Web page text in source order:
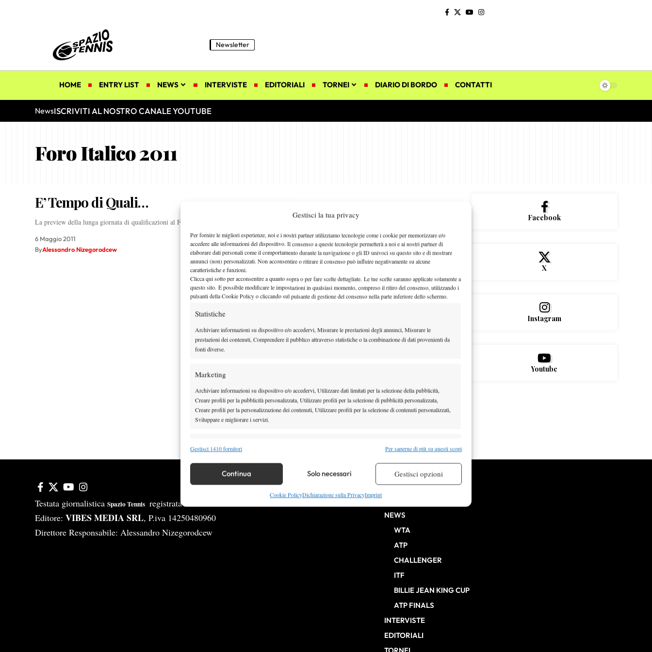
Gestisci la tua privacy
Per fornire le migliori esperienze, noi e i nostri partner utilizziamo tecnologie come i cookie per memorizzare e/o
accedere alle informazioni del dispositivo. Il consenso a queste tecnologie permetterà a noi e ai nostri partner di
elaborare dati personali come il comportamento durante la navigazione o gli ID univoci su questo sito e di mostrare
annunci (non) personalizzati. Non acconsentire o ritirare il consenso può influire negativamente su alcune
caratteristiche e funzioni.
Clicca qui sotto per acconsentire a quanto sopra o per fare scelte dettagliate. Le tue scelte saranno applicate solamente a
questo sito. È possibile modificare le impostazioni in qualsiasi momento, compreso il ritiro del consenso, utilizzando i
pulsanti della Cookie Policy o cliccando sul pulsante di gestione del consenso nella parte inferiore dello schermo.
Statistiche
Archiviare informazioni su dispositivo e/o accedervi, Misurare le prestazioni degli annunci, Misurare le
prestazioni dei contenuti, Comprendere il pubblico attraverso statistiche o la combinazione di dati provenienti da
fonti diverse.
Marketing
Archiviare informazioni su dispositivo e/o accedervi, Utilizzare dati limitati per la selezione della pubblicità,
Creare profili per la pubblicità personalizzata, Utilizzare profili per la selezione di pubblicità personalizzata,
Creare profili per la personalizzazione dei contenuti, Utilizzare profili per la selezione di contenuti personalizzati,
Sviluppare e migliorare i servizi.
Funzionalità
Identificare i dispositivi in base alle informazioni trasmesse automaticamente.
Garantire la sicurezza, prevenire e rilevare frodi, correggere errori,
Erogare e presentare pubblicità e contenuto, Salvare e comunicare le
scelte sulla privacy.
Sempre attivo
Gestisci 1410 fornitori Per saperne di più su questi scopi
Continua Solo necessari Gestisci opzioni
Cookie PolicyDichiarazione sulla PrivacyImprint
Newsletter
HOME ENTRY LIST NEWS INTERVISTE EDITORIALI TORNEI DIARIO DI BORDO CONTATTI
NewsISCRIVITI AL NOSTRO CANALE YOUTUBE
Foro Italico 2011
E’ Tempo di Quali…
La preview della lunga giornata di qualificazioni al Foro Italico. Dieci, tra ragazzi e…
6 Maggio 2011
ByAlessandro Nizegorodcew
Facebook
X
Instagram
Youtube
Testata giornalistica Spazio Tennis registrata Aut-Trib Milano n° 10268 del 15/09/2025
Editore: VIBES MEDIA SRL, P.iva 14250480960
Direttore Responsabile: Alessandro Nizegorodcew
HOME
NEWS
WTA
ATP
CHALLENGER
ITF
BILLIE JEAN KING CUP
ATP FINALS
INTERVISTE
EDITORIALI